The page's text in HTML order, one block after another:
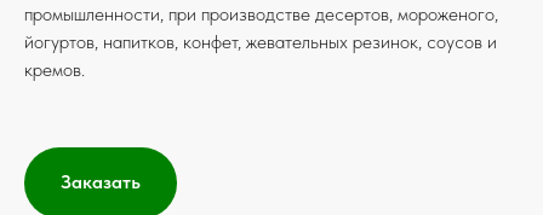
промышленности, при производстве десертов, мороженого,
йогуртов, напитков, конфет, жевательных резинок, соусов и
кремов.
Заказать